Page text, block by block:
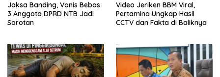
Jaksa Banding, Vonis Bebas
3 Anggota DPRD NTB Jadi
Sorotan
Video Jeriken BBM Viral,
Pertamina Ungkap Hasil
CCTV dan Fakta di Baliknya